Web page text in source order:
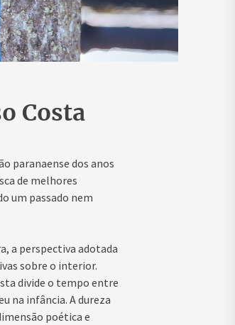
Costa
paranaense dos anos
de melhores
um passado nem
a perspectiva adotada
sobre o interior.
divide o tempo entre
na infância. A dureza
poética e